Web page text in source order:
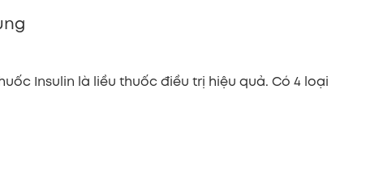
Insulin là liều thuốc điều trị hiệu quả. Có 4 loại